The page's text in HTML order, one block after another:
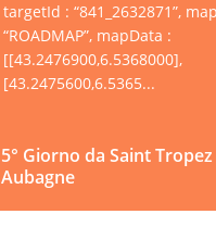
5° Giorno da Saint Tropez
Aubagne
targetId : “841_2632871”,
“ROADMAP”, mapData :
[[43.2476900,6.5368000],
[43.2475600,6.5365...